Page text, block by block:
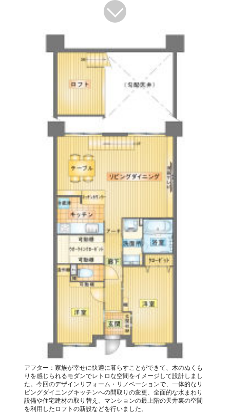
アフター：家族が幸せに快適に暮らすことができて、木のぬくも
りを感じられるモダンでレトロな空間をイメージして設計しまし
た。今回のデザインリフォーム・リノベーションで、一体的なリ
ビングダイニングキッチンへの間取りの変更、全面的な水まわり
設備や住宅建材の取り替え、マンションの最上階の天井裏の空間
を利用したロフトの新設などを行いました。